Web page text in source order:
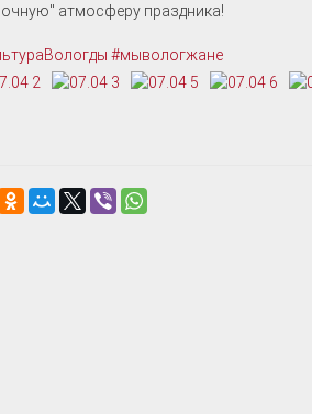
атмосферу праздника!
#мывологжане